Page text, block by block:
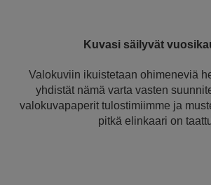
Kuvasi säilyvät
Valokuviin ikuistetaan ohimeneviä
yhdistät nämä varta vasten
valokuvapaperit tulostimiimme ja
pitkä elinkaari on